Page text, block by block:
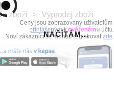
zboží > Výprodej zboží
Ceny jsou zobrazovány uživatelům
přihlášenýmk ověřenému účtu.
Noví zákaznící se mohou registrovatzde.
NAČÍTÁM...